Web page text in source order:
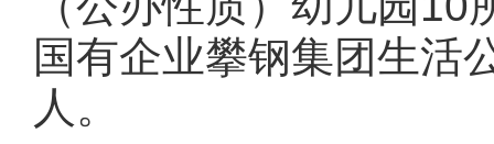
国有企业攀钢集团生活
人。